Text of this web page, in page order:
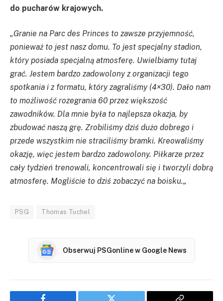
do pucharów krajowych.
„Granie na Parc des Princes to zawsze przyjemność,
ponieważ to jest nasz domu. To jest specjalny stadion,
który posiada specjalną atmosferę. Uwielbiamy tutaj
grać. Jestem bardzo zadowolony z organizacji tego
spotkania i z formatu, który zagraliśmy (4×30). Dało nam
to możliwość rozegrania 60 przez większość
zawodników. Dla mnie była to najlepsza okazja, by
zbudować naszą grę. Zrobiliśmy dziś dużo dobrego i
przede wszystkim nie straciliśmy bramki. Kreowaliśmy
okazję, więc jestem bardzo zadowolony. Piłkarze przez
cały tydzień trenowali, koncentrowali się i tworzyli dobrą
atmosferę. Mogliście to dziś zobaczyć na boisku.„
PSG Thomas Tuchel
Obserwuj PSGonline w Google News